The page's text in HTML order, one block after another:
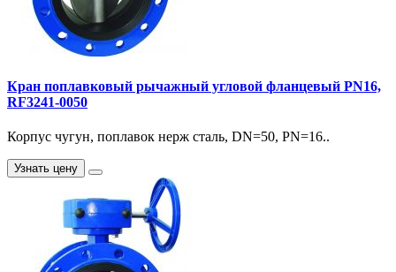
Кран поплавковый рычажный угловой фланцевый PN16,
RF3241-0050
Корпус чугун, поплавок нерж сталь, DN=50, PN=16..
Узнать цену